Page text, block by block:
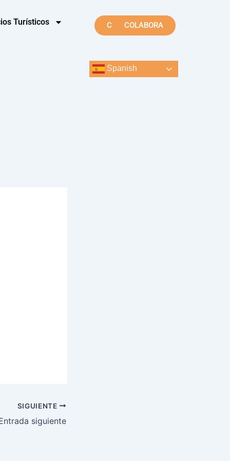
Turísticos CONTACTO
COLABORA
Spanish
SIGUIENTE
siguiente